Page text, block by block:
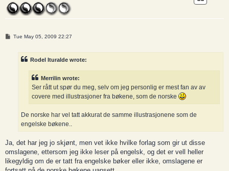
PTue May 05, 2009 22:27
Rodel Ituralde wrote:
Merrilin wrote:
Ser rått ut spør du meg, selv om jeg personlig er mest fan av av
covere med illustrasjoner fra bøkene, som de norske
De norske har vel tatt akkurat de samme illustrasjonene som de
engelske bøkene..
Ja, det har jeg jo skjønt, men vet ikke hvilke forlag som gir ut disse
omslagene, ettersom jeg ikke leser på engelsk, og det er vell heller
likegyldig om de er tatt fra engelske bøker eller ikke, omslagene er